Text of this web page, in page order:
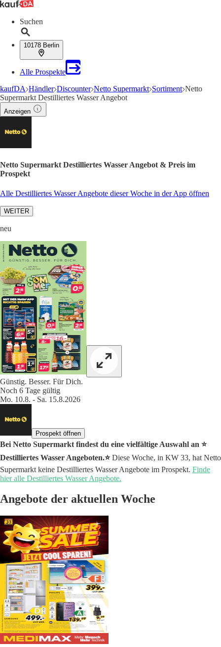
Suchen
10178 Berlin
Alle Prospekte
kaufDA Händler Discounter Netto Supermarkt Sortiment Netto
Supermarkt Destilliertes Wasser Angebot
Anzeigen
Netto Supermarkt Destilliertes Wasser Angebot & Preis im
Prospekt
Alle Destilliertes Wasser Angebote dieser Woche in der App öffnen
WEITER
neu
Günstig. Besser. Für Dich.
Noch 6 Tage gültig
Mo. 10.8. - Sa. 15.8.2026
Prospekt öffnen
Bei Netto Supermarkt findest du eine vielfältige Auswahl an ⭐️
Destilliertes Wasser Angeboten.⭐️Diese Woche, in KW 33, hat Netto
Supermarkt keine Destilliertes Wasser Angebote im Prospekt. Finde
hier alle Destilliertes Wasser Angebote.
Angebote der aktuellen Woche